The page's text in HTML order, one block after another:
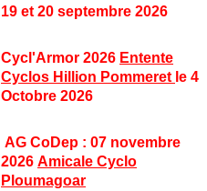
19 et 20 septembre 2026
Cycl'Armor 2026 Entente
Cyclos Hillion Pommeret le 4
Octobre 2026
AG CoDep : 07 novembre
2026 Amicale Cyclo
Ploumagoar